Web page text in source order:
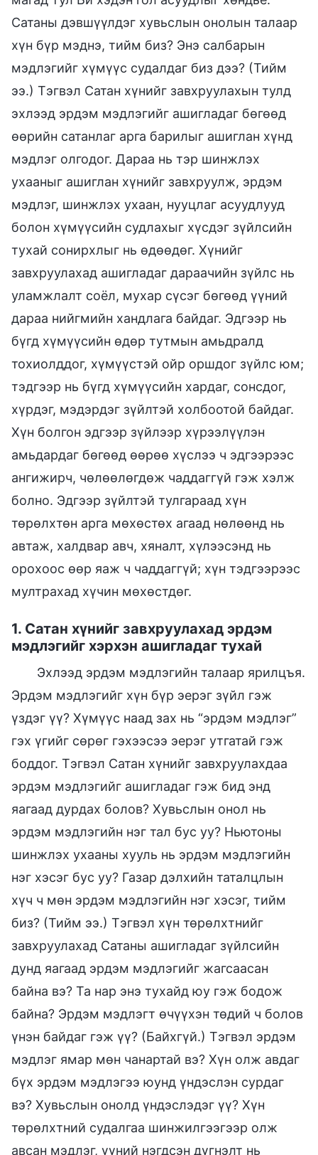
Сатаны дэвшүүлдэг хувьслын онолын талаар
хүн бүр мэднэ, тийм биз? Энэ салбарын
мэдлэгийг хүмүүс судалдаг биз дээ? (Тийм
ээ.) Тэгвэл Сатан хүнийг завхруулахын тулд
эхлээд эрдэм мэдлэгийг ашигладаг бөгөөд
өөрийн сатанлаг арга барилыг ашиглан хүнд
мэдлэг олгодог. Дараа нь тэр шинжлэх
ухааныг ашиглан хүнийг завхруулж, эрдэм
мэдлэг, шинжлэх ухаан, нууцлаг асуудлууд
болон хүмүүсийн судлахыг хүсдэг зүйлсийн
тухай сонирхлыг нь өдөөдөг. Хүнийг
завхруулахад ашигладаг дараачийн зүйлс нь
уламжлалт соёл, мухар сүсэг бөгөөд үүний
дараа нийгмийн хандлага байдаг. Эдгээр нь
бүгд хүмүүсийн өдөр тутмын амьдралд
тохиолддог, хүмүүстэй ойр оршдог зүйлс юм;
тэдгээр нь бүгд хүмүүсийн хардаг, сонсдог,
хүрдэг, мэдэрдэг зүйлтэй холбоотой байдаг.
Хүн болгон эдгээр зүйлээр хүрээлүүлэн
амьдардаг бөгөөд өөрөө хүслээ ч эдгээрээс
ангижирч, чөлөөлөгдөж чаддаггүй гэж хэлж
болно. Эдгээр зүйлтэй тулгараад хүн
төрөлхтөн арга мөхөстөх агаад нөлөөнд нь
автаж, халдвар авч, хяналт, хүлээсэнд нь
орохоос өөр яаж ч чаддаггүй; хүн тэдгээрээс
мултрахад хүчин мөхөстдөг.
1. Сатан хүнийг завхруулахад эрдэм
мэдлэгийг хэрхэн ашигладаг тухай
Эхлээд эрдэм мэдлэгийн талаар ярилцъя.
Эрдэм мэдлэгийг хүн бүр эерэг зүйл гэж
үздэг үү? Хүмүүс наад зах нь “эрдэм мэдлэг”
гэх үгийг сөрөг гэхээсээ эерэг утгатай гэж
боддог. Тэгвэл Сатан хүнийг завхруулахдаа
эрдэм мэдлэгийг ашигладаг гэж бид энд
яагаад дурдах болов? Хувьслын онол нь
эрдэм мэдлэгийн нэг тал бус уу? Ньютоны
шинжлэх ухааны хууль нь эрдэм мэдлэгийн
нэг хэсэг бус уу? Газар дэлхийн таталцлын
хүч ч мөн эрдэм мэдлэгийн нэг хэсэг, тийм
биз? (Тийм ээ.) Тэгвэл хүн төрөлхтнийг
завхруулахад Сатаны ашигладаг зүйлсийн
дунд яагаад эрдэм мэдлэгийг жагсаасан
байна вэ? Та нар энэ тухайд юу гэж бодож
байна? Эрдэм мэдлэгт өчүүхэн төдий ч болов
үнэн байдаг гэж үү? (Байхгүй.) Тэгвэл эрдэм
мэдлэг ямар мөн чанартай вэ? Хүн олж авдаг
бүх эрдэм мэдлэгээ юунд үндэслэн сурдаг
вэ? Хувьслын онолд үндэслэдэг үү? Хүн
төрөлхтний судалгаа шинжилгээгээр олж
авсан мэдлэг, үүний нэгдсэн дүгнэлт нь